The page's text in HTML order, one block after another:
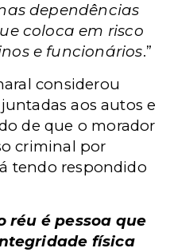
dependências
coloca em risco
e funcionários.”
considerou
aos autos e
de que o morador
criminal por
tendo respondido
réu é pessoa que
física